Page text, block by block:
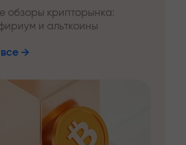
обзоры крипторынка:
и альткоины